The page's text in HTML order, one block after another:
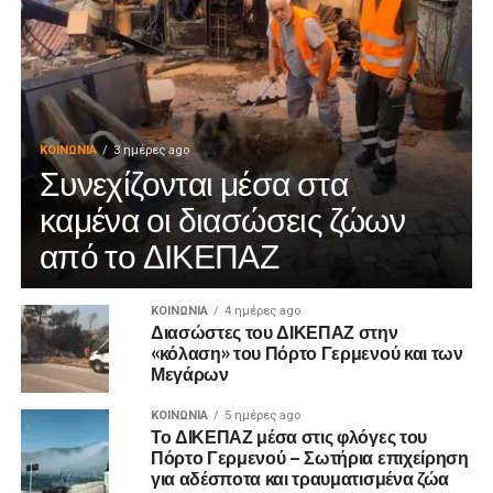
ΚΟΙΝΩΝΊΑ 3 ημέρες ago
Συνεχίζονται μέσα στα
καμένα οι διασώσεις ζώων
από το ΔΙΚΕΠΑΖ
ΚΟΙΝΩΝΊΑ 4 ημέρες ago
Διασώστες του ΔΙΚΕΠΑΖ στην
«κόλαση» του Πόρτο Γερμενού και των
Μεγάρων
ΚΟΙΝΩΝΊΑ 5 ημέρες ago
Το ΔΙΚΕΠΑΖ μέσα στις φλόγες του
Πόρτο Γερμενού – Σωτήρια επιχείρηση
για αδέσποτα και τραυματισμένα ζώα